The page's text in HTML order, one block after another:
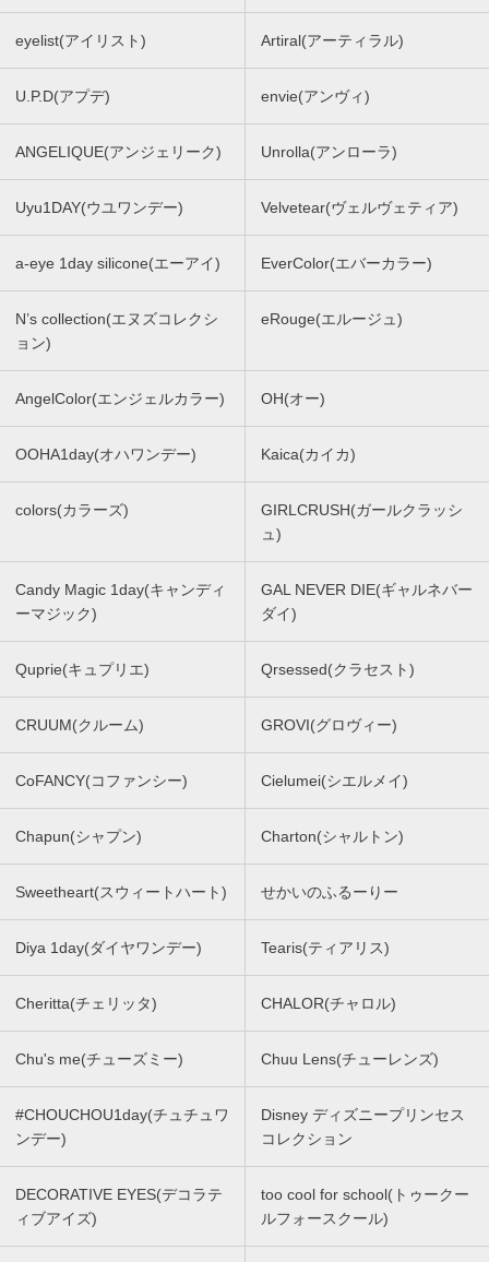
eyelist(アイリスト) Artiral(アーティラル)
U.P.D(アプデ) envie(アンヴィ)
ANGELIQUE(アンジェリーク) Unrolla(アンローラ)
Uyu1DAY(ウユワンデー) Velvetear(ヴェルヴェティア)
a-eye 1day silicone(エーアイ) EverColor(エバーカラー)
N’s collection(エヌズコレクシ
ョン)
eRouge(エルージュ)
AngelColor(エンジェルカラー) OH(オー)
OOHA1day(オハワンデー) Kaica(カイカ)
colors(カラーズ)
GIRLCRUSH(ガールクラッシ
ュ)
Candy Magic 1day(キャンディ
ーマジック)
GAL NEVER DIE(ギャルネバー
ダイ)
Quprie(キュプリエ) Qrsessed(クラセスト)
CRUUM(クルーム) GROVI(グロヴィー)
CoFANCY(コファンシー) Cielumei(シエルメイ)
Chapun(シャプン) Charton(シャルトン)
Sweetheart(スウィートハート) せかいのふるーりー
Diya 1day(ダイヤワンデー) Tearis(ティアリス)
Cheritta(チェリッタ) CHALOR(チャロル)
Chu's me(チューズミー) Chuu Lens(チューレンズ)
#CHOUCHOU1day(チュチュワ
ンデー)
Disney ディズニープリンセス
コレクション
DECORATIVE EYES(デコラテ
ィブアイズ)
too cool for school(トゥークー
ルフォースクール)